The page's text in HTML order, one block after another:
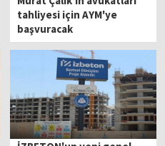
tahliyesi için AYM'ye
başvuracak